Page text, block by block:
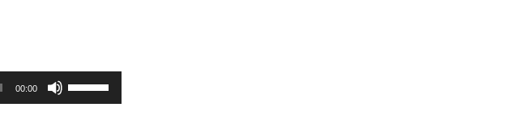
00:00
Use
as